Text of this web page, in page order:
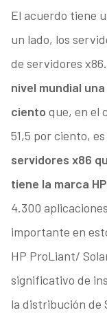
El acuerdo tiene
un lado, los
de servidores
nivel mundial
ciento que, en el
51,5 por ciento,
servidores x86
tiene la marca HP
4.300
importante en
HP ProLiant/
significativo de
la distribución de